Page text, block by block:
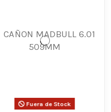
Fuera de Stock